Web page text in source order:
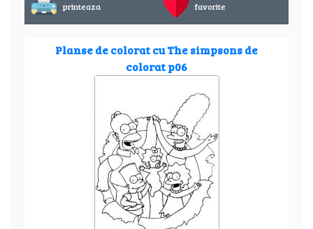
printeaza favorite
Planse de colorat cu The simpsons de
colorat p06